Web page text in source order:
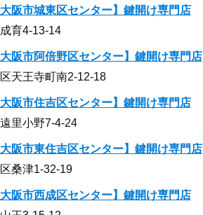
阪市城東区センター】鍵開け専門店
育4-13-14
阪市阿倍野区センター】鍵開け専門店
天王寺町南2-12-18
阪市住吉区センター】鍵開け専門店
里小野7-4-24
阪市東住吉区センター】鍵開け専門店
桑津1-32-19
阪市西成区センター】鍵開け専門店